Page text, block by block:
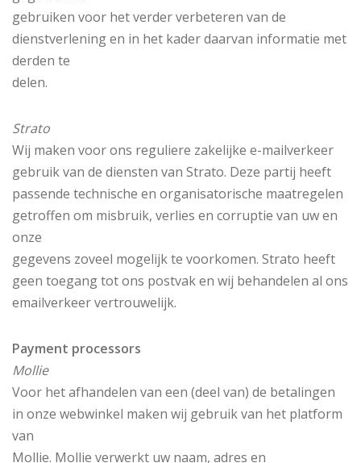
gebruiken voor het verder verbeteren van de
dienstverlening en in het kader daarvan informatie met
derden te
delen.
Strato
Wij maken voor ons reguliere zakelijke e-mailverkeer
gebruik van de diensten van Strato. Deze partij heeft
passende technische en organisatorische maatregelen
getroffen om misbruik, verlies en corruptie van uw en
onze
gegevens zoveel mogelijk te voorkomen. Strato heeft
geen toegang tot ons postvak en wij behandelen al ons
emailverkeer vertrouwelijk.
Payment processors
Mollie
Voor het afhandelen van een (deel van) de betalingen
in onze webwinkel maken wij gebruik van het platform
van
Mollie. Mollie verwerkt uw naam, adres en